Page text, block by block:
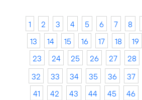
1 2 3 4 5 6 7 8
13
14 15 16 17 18 19
23
24 25 26 27 28
32
33 34 35 36 37
41
42 43 44 45 46